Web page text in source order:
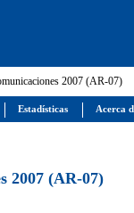
2007 (AR-07)
2007 (AR-07)
Estadísticas Acerca